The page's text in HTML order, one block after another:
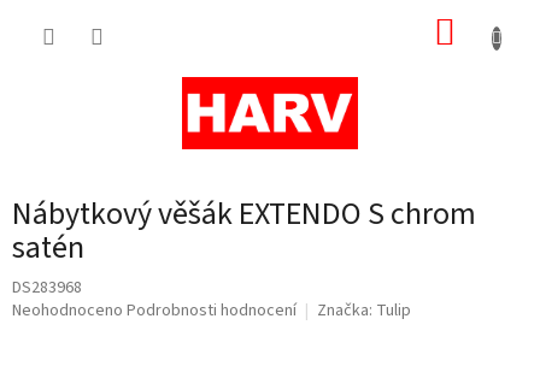
Nábytkový věšák EXTENDO S chrom
satén
DS283968
Průměrné
Neohodnoceno Podrobnosti hodnocení Značka: Tulip